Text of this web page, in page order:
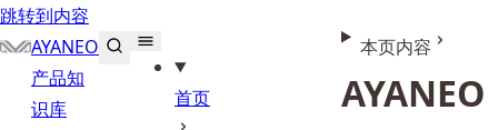
跳转到内容
AYANEO
产品知
识库
首页
本页内容
AYANEO